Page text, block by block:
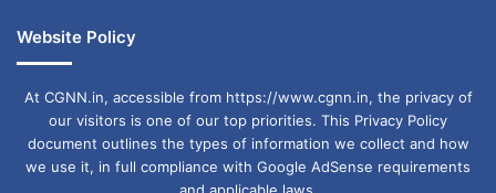
Website Policy
At CGNN.in, accessible from https://www.cgnn.in, the privacy of
our visitors is one of our top priorities. This Privacy Policy
document outlines the types of information we collect and how
we use it, in full compliance with Google AdSense requirements
and applicable laws.